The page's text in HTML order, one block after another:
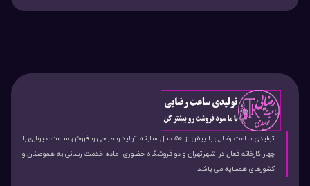
تولیدی ساعت رضایی با بیش از 50 سال سابقه تولید و طراحی و فروش ساعت دیواری با
چهار کارخانه فعال در شهرتهران و دو فروشگاه حضوری آماده خدمت رسانی به هموصنان و
کشورهای همسایه می باشد